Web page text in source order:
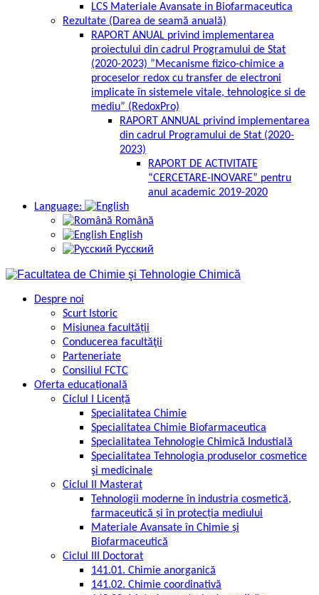
LCS Materiale Avansate in Biofarmaceutica
Rezultate (Darea de seamă anuală)
RAPORT ANUAL privind implementarea
proiectului din cadrul Programului de Stat
(2020-2023) ”Mecanisme fizico-chimice a
proceselor redox cu transfer de electroni
implicate în sistemele vitale, tehnologice si de
mediu” (RedoxPro)
RAPORT ANNUAL privind implementarea
din cadrul Programului de Stat (2020-
2023)
RAPORT DE ACTIVITATE
“CERCETARE-INOVARE” pentru
anul academic 2019-2020
Language:
Română
English
Русский
Despre noi
Scurt Istoric
Misiunea facultății
Conducerea facultăţii
Parteneriate
Consiliul FCTC
Oferta educațională
Ciclul I Licență
Specialitatea Chimie
Specialitatea Chimie Biofarmaceutica
Specialitatea Tehnologie Chimică Industială
Specialitatea Tehnologia produselor cosmetice
şi medicinale
Ciclul II Masterat
Tehnologii moderne în industria cosmetică,
farmaceutică și în protecția mediului
Materiale Avansate în Chimie și
Biofarmaceutică
Ciclul III Doctorat
141.01. Chimie anorganică
141.02. Chimie coordinativă